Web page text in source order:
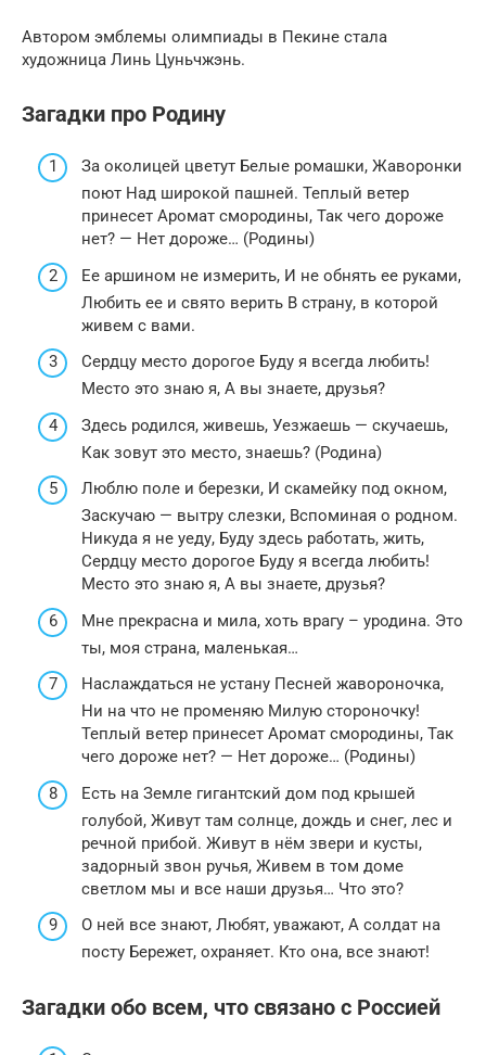
Автором эмблемы олимпиады в Пекине стала
художница Линь Цуньчжэнь.
Загадки про Родину
За околицей цветут Белые ромашки, Жаворонки
поют Над широкой пашней. Теплый ветер
принесет Аромат смородины, Так чего дороже
нет? — Нет дороже… (Родины)
Ее аршином не измерить, И не обнять ее руками,
Любить ее и свято верить В страну, в которой
живем с вами.
Сердцу место дорогое Буду я всегда любить!
Место это знаю я, А вы знаете, друзья?
Здесь родился, живешь, Уезжаешь — скучаешь,
Как зовут это место, знаешь? (Родина)
Люблю поле и березки, И скамейку под окном,
Заскучаю — вытру слезки, Вспоминая о родном.
Никуда я не уеду, Буду здесь работать, жить,
Сердцу место дорогое Буду я всегда любить!
Место это знаю я, А вы знаете, друзья?
Мне прекрасна и мила, хоть врагу – уродина. Это
ты, моя страна, маленькая…
Наслаждаться не устану Песней жавороночка,
Ни на что не променяю Милую стороночку!
Теплый ветер принесет Аромат смородины, Так
чего дороже нет? — Нет дороже… (Родины)
Есть на Земле гигантский дом под крышей
голубой, Живут там солнце, дождь и снег, лес и
речной прибой. Живут в нём звери и кусты,
задорный звон ручья, Живем в том доме
светлом мы и все наши друзья… Что это?
О ней все знают, Любят, уважают, А солдат на
посту Бережет, охраняет. Кто она, все знают!
Загадки обо всем, что связано с Россией